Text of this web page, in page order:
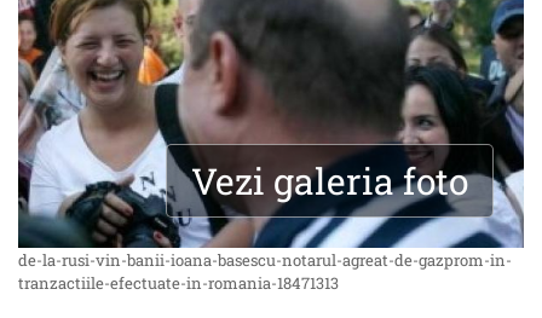
Vezi galeria foto
de-la-rusi-vin-banii-ioana-basescu-notarul-agreat-de-gazprom-in-
tranzactiile-efectuate-in-romania-18471313